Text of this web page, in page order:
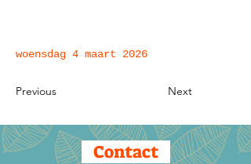
woensdag 4 maart 2026
Previous Next
Contact